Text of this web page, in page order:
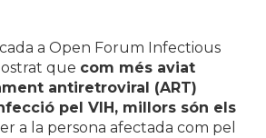
aOpen Forum Infectious
que com més aviat
antiretroviral (ART)
pel VIH, millors són els
a la persona afectada com pel